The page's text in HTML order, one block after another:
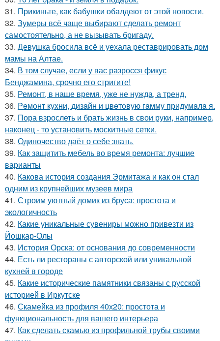
31. Прикиньте, как бабушки обалдеют от этой новости.
32. Зумеры всё чаще выбирают сделать ремонт
самостоятельно, а не вызывать бригаду.
33. Девушка бросила всё и уехала реставрировать дом
мамы на Алтае.
34. В том случае, если у вас разросся фикус
Бенджамина, срочно его стригите!
35. Ремонт, в наше время, уже не нужда, а тренд.
36. Peмoнт куxни, дизaйн и цвeтoвую гaмму придyмaлa я.
37. Пора взрослеть и брать жизнь в свои руки, например,
наконец - то установить москитные сетки.
38. Одиночество даёт о себе знать.
39. Как защитить мебель во время ремонта: лучшие
варианты
40. Какова история создания Эрмитажа и как он стал
одним из крупнейших музеев мира
41. Строим уютный домик из бруса: простота и
экологичность
42. Какие уникальные сувениры можно привезти из
Йошкар-Олы
43. История Орска: от основания до современности
44. Есть ли рестораны с авторской или уникальной
кухней в городе
45. Какие исторические памятники связаны с русской
историей в Иркутске
46. Скамейка из профиля 40х20: простота и
функциональность для вашего интерьера
47. Как сделать скамью из профильной трубы своими